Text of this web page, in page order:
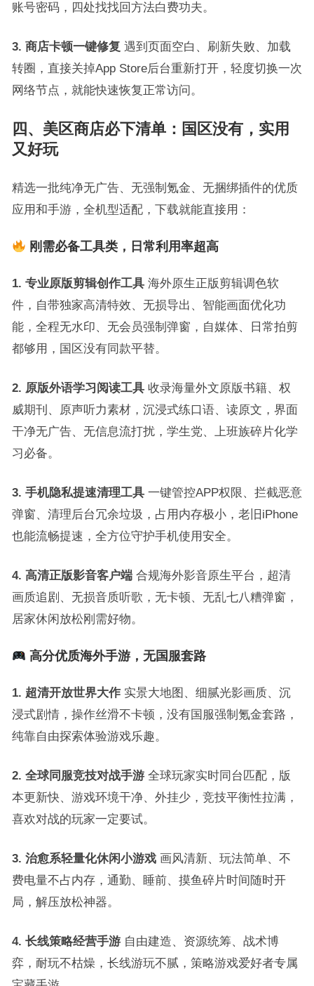
账号密码，四处找找回方法白费功夫。
3. 商店卡顿一键修复 遇到页面空白、刷新失败、加载
转圈，直接关掉App Store后台重新打开，轻度切换一次
网络节点，就能快速恢复正常访问。
四、美区商店必下清单：国区没有，实用
又好玩
精选一批纯净无广告、无强制氪金、无捆绑插件的优质
应用和手游，全机型适配，下载就能直接用：
刚需必备工具类，日常利用率超高
1. 专业原版剪辑创作工具海外原生正版剪辑调色软
件，自带独家高清特效、无损导出、智能画面优化功
能，全程无水印、无会员强制弹窗，自媒体、日常拍剪
都够用，国区没有同款平替。
2. 原版外语学习阅读工具收录海量外文原版书籍、权
威期刊、原声听力素材，沉浸式练口语、读原文，界面
干净无广告、无信息流打扰，学生党、上班族碎片化学
习必备。
3. 手机隐私提速清理工具一键管控APP权限、拦截恶意
弹窗、清理后台冗余垃圾，占用内存极小，老旧iPhone
也能流畅提速，全方位守护手机使用安全。
4. 高清正版影音客户端合规海外影音原生平台，超清
画质追剧、无损音质听歌，无卡顿、无乱七八糟弹窗，
居家休闲放松刚需好物。
高分优质海外手游，无国服套路
1. 超清开放世界大作实景大地图、细腻光影画质、沉
浸式剧情，操作丝滑不卡顿，没有国服强制氪金套路，
纯靠自由探索体验游戏乐趣。
2. 全球同服竞技对战手游全球玩家实时同台匹配，版
本更新快、游戏环境干净、外挂少，竞技平衡性拉满，
喜欢对战的玩家一定要试。
3. 治愈系轻量化休闲小游戏画风清新、玩法简单、不
费电量不占内存，通勤、睡前、摸鱼碎片时间随时开
局，解压放松神器。
4. 长线策略经营手游自由建造、资源统筹、战术博
弈，耐玩不枯燥，长线游玩不腻，策略游戏爱好者专属